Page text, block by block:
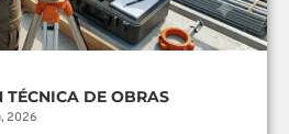
TÉCNICA DE OBRAS
2026